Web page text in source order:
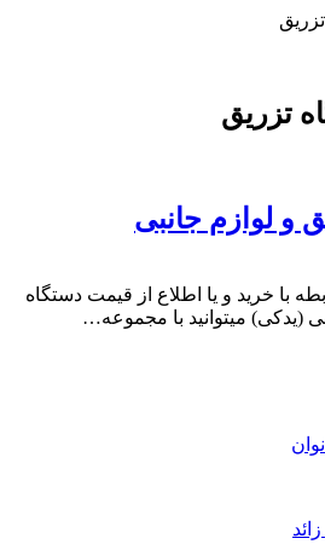
تزریق
و لوازم جانبی
با خرید و یا اطلاع از قیمت دستگاه
(یدکی) میتوانید با مجموعه…